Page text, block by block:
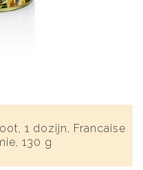
1 dozijn, Francaise
130 g